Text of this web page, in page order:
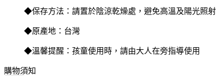
◆保存方法：請置於陰涼乾燥處，避免高溫及陽光照射
◆原產地：台灣
◆溫馨提醒：孩童使用時，請由大人在旁指導使用
購物須知